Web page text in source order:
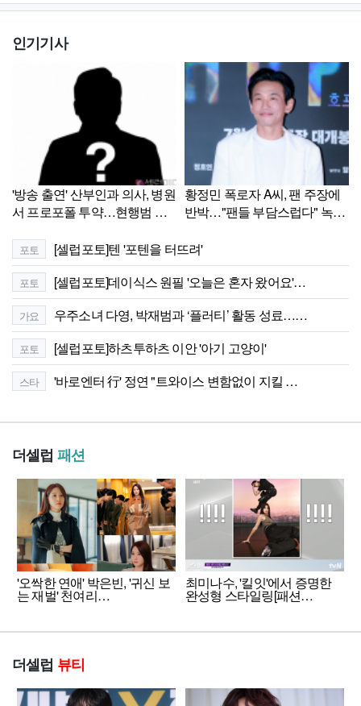
인기기사
'방송 출연' 산부인과 의사, 병원
서 프로포폴 투약…현행범 체
황정민 폭로자 A씨, 팬 주장에
반박…"팬들 부담스럽다" 녹취
포토 [셀럽포토]텐 '포텐을 터뜨려'
포토 [셀럽포토]데이식스 원필 '오늘은 혼자 왔어요'…
가요 우주소녀 다영, 박재범과 ‘플러티’ 활동 성료……
포토 [셀럽포토]하츠투하츠 이안 '아기 고양이'
스타 '바로엔터 行' 정연 "트와이스 변함없이 지킬 …
더셀럽 패션
'오싹한 연애' 박은빈, '귀신 보
는 재벌' 천여리…
최미나수, '킬잇'에서 증명한
완성형 스타일링[패션…
더셀럽 뷰티